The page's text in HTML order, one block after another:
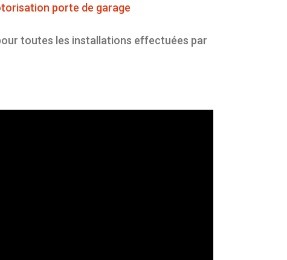
porte de garage
toutes les installations effectuées par